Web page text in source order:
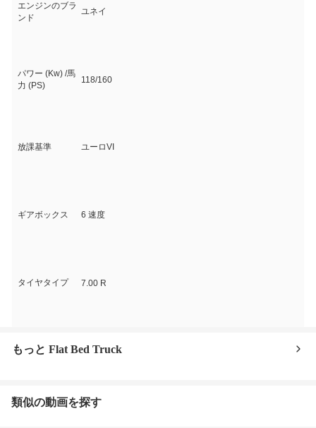
エンジンのブラ
ンド
ユネイ
パワー (Kw) /馬
力 (PS)
118/160
放課基準 ユーロVI
ギアボックス 6 速度
タイヤタイプ 7.00 R
もっと Flat Bed Truck
類似の動画を探す